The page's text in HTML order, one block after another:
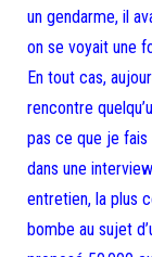
un gendarme, il
on se voyait une
En tout cas,
rencontre
pas ce que je
dans une
entretien, la plus
bombe au sujet